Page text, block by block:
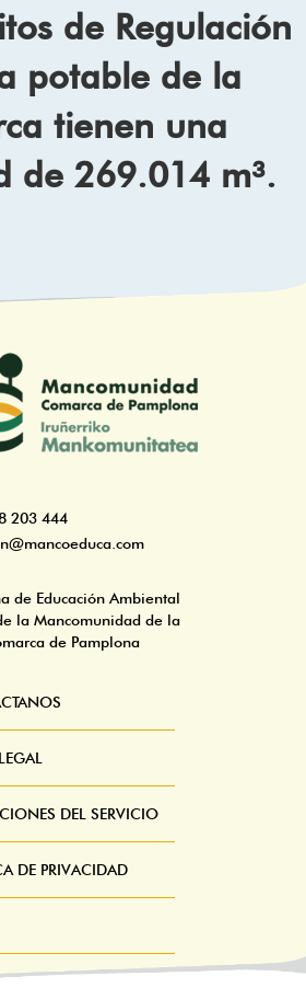
de Regulación
potable de la
tienen una
de 269.014 m³.
203 444
de Educación Ambiental
la Mancomunidad de la
de Pamplona
DEL SERVICIO
DE PRIVACIDAD